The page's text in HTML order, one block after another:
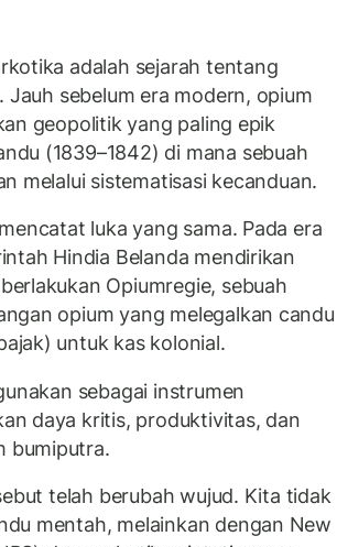
adalah sejarah tentang
sebelum era modern, opium
geopolitik yang paling epik
(1839–1842) di mana sebuah
melalui sistematisasi kecanduan.
luka yang sama. Pada era
Hindia Belanda mendirikan
Opiumregie, sebuah
opium yang melegalkan candu
untuk kas kolonial.
sebagai instrumen
daya kritis, produktivitas, dan
bumiputra.
telah berubah wujud. Kita tidak
mentah, melainkan dengan New